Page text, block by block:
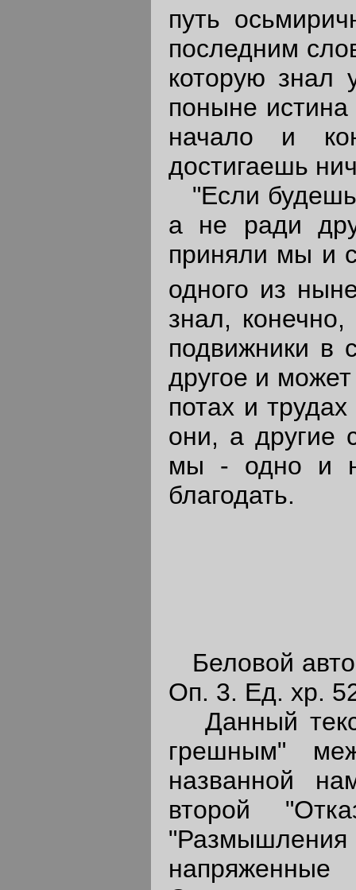
путь
последним
которую
поныне истина
начало и
достигаешь
"Если будешь
а не ради
приняли мы и
одного из
знал,
подвижники в
другое и
потах и
они, а другие
мы - одно и
благодать.
Беловой
Оп. 3. Ед. хр.
Данный
грешным"
названной
второй
напряженные